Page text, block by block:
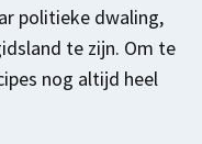
politieke dwaling,
te zijn. Om te
nog altijd heel